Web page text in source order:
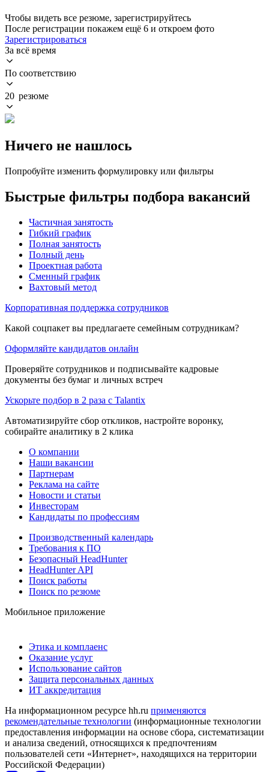
Чтобы видеть все резюме, зарегистрируйтесь
После регистрации покажем ещё 6 и откроем фото
Зарегистрироваться
За всё время
По соответствию
20 резюме
Ничего не нашлось
Попробуйте изменить формулировку или фильтры
Быстрые фильтры подбора вакансий
Частичная занятость
Гибкий график
Полная занятость
Полный день
Проектная работа
Сменный график
Вахтовый метод
Корпоративная поддержка сотрудников
Какой соцпакет вы предлагаете семейным сотрудникам?
Оформляйте кандидатов онлайн
Проверяйте сотрудников и подписывайте кадровые
документы без бумаг и личных встреч
Ускорьте подбор в 2 раза с Talantix
Автоматизируйте сбор откликов, настройте воронку,
собирайте аналитику в 2 клика
О компании
Наши вакансии
Партнерам
Реклама на сайте
Новости и статьи
Инвесторам
Кандидаты по профессиям
Производственный календарь
Требования к ПО
Безопасный HeadHunter
HeadHunter API
Поиск работы
Поиск по резюме
Мобильное приложение
Этика и комплаенс
Оказание услуг
Использование сайтов
Защита персональных данных
ИТ аккредитация
На информационном ресурсе hh.ru применяются
рекомендательные технологии (информационные технологии
предоставления информации на основе сбора, систематизации
и анализа сведений, относящихся к предпочтениям
пользователей сети «Интернет», находящихся на территории
Российской Федерации)